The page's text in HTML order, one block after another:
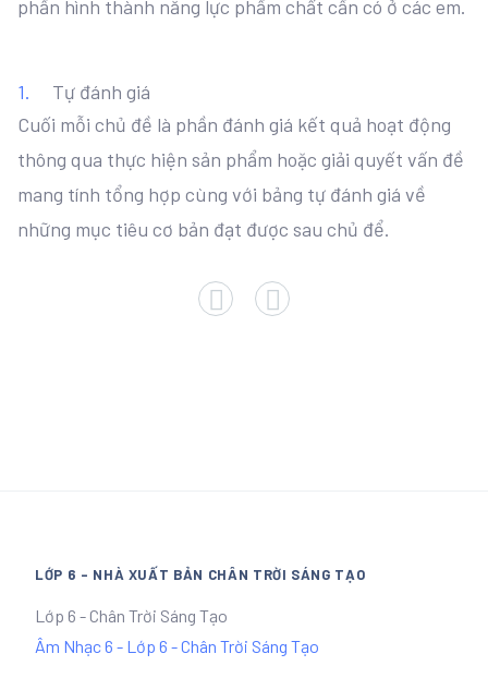
phần hình thành năng lực phẩm chất cần có ở các em.
Tự đánh giá
Cuối mỗi chủ đề là phần đánh giá kết quả hoạt động
thông qua thực hiện sản phẩm hoặc giải quyết vấn đề
mang tính tổng hợp cùng với bảng tự đánh giá về
những mục tiêu cơ bản đạt được sau chủ để.
LỚP 6 - NHÀ XUẤT BẢN CHÂN TRỜI SÁNG TẠO
Lớp 6 - Chân Trời Sáng Tạo
Âm Nhạc 6 - Lớp 6 - Chân Trời Sáng Tạo